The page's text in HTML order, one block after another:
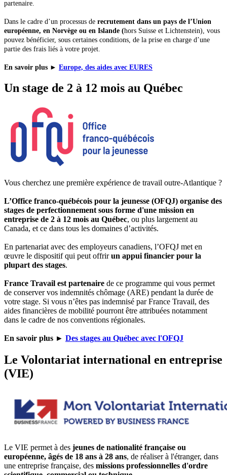
partenaire.
Dans le cadre d’un processus de recrutement dans un pays de l’Union
européenne, en Norvège ou en Islande (hors Suisse et Lichtenstein), vous
pouvez bénéficier, sous certaines conditions, de la prise en charge d’une
partie des frais liés à votre projet.
En savoir plus ► Europe, des aides avec EURES
Un stage de 2 à 12 mois au Québec
Vous cherchez une première expérience de travail outre-Atlantique ?
L’Office franco-québécois pour la jeunesse (OFQJ) organise des
stages de perfectionnement sous forme d'une mission en
entreprise de 2 à 12 mois au Québec, ou plus largement au
Canada, et ce dans tous les domaines d’activités.
En partenariat avec des employeurs canadiens, l’OFQJ met en
œuvre le dispositif qui peut offrirun appui financier pour la
plupart des stages.
France Travail est partenaire de ce programme qui vous permet
de conserver vos indemnités chômage (ARE) pendant la durée de
votre stage. Si vous n’êtes pas indemnisé par France Travail, des
aides financières de mobilité pourront être attribuées notamment
dans le cadre de nos conventions régionales.
En savoir plus ► Des stages au Québec avec l'OFQJ
Le Volontariat international en entreprise
(VIE)
Le VIE permet à des jeunes de nationalité française ou
européenne, âgés de 18 ans à 28 ans, de réaliser à l'étranger, dans
une entreprise française, des missions professionnelles d'ordre